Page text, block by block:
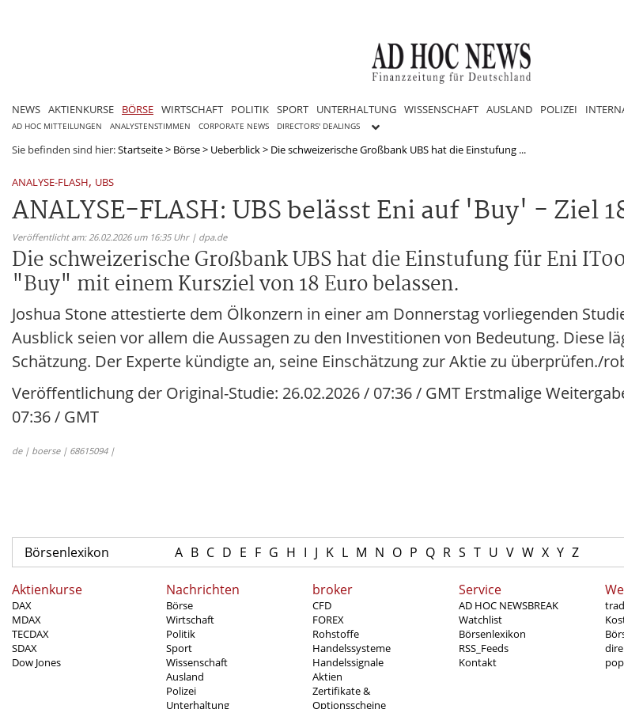
NEWS AKTIENKURSE BÖRSE WIRTSCHAFT POLITIK SPORT UNTERHALTUNG WISSENSCHAFT AUSLAND POLIZEI
AD HOC MITTEILUNGEN ANALYSTENSTIMMEN CORPORATE NEWS DIRECTORS' DEALINGS
Sie befinden sind hier:Startseite> Börse> Ueberblick> Die schweizerische Großbank UBS hat die Einstufung ...
ANALYSE-FLASH, UBS
ANALYSE-FLASH: UBS belässt Eni auf 'Buy' - Ziel
Veröffentlicht am: 26.02.2026 um 16:35 Uhr | dpa.de
Die schweizerische Großbank UBS hat die Einstufung für Eni
"Buy" mit einem Kursziel von 18 Euro belassen.
Joshua Stone attestierte dem Ölkonzern in einer am Donnerstag vorliegenden
Ausblick seien vor allem die Aussagen zu den Investitionen von Bedeutung. Diese
Schätzung. Der Experte kündigte an, seine Einschätzung zur Aktie zu überprüfen./
Veröffentlichung der Original-Studie: 26.02.2026 / 07:36 / GMT Erstmalige
07:36 / GMT
de | boerse | 68615094 |
Börsenlexikon A B C D E F G H I J K L M N O P Q R S T U V W X Y Z
Aktienkurse
DAX
MDAX
TECDAX
SDAX
Dow Jones
Nachrichten
Börse
Wirtschaft
Politik
Sport
Wissenschaft
Ausland
Polizei
Unterhaltung
broker
CFD
FOREX
Rohstoffe
Handelssysteme
Handelssignale
Aktien
Zertifikate &
Optionsscheine
Service
AD HOC NEWSBREAK
Watchlist
Börsenlexikon
RSS_Feeds
Kontakt